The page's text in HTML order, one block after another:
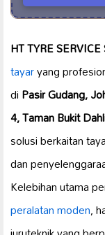
HT TYRE
tayaryang
diPasir Gudang,
4, Taman Bukit
solusi berkaitan
dan
Kelebihan utama
peralatan moden,